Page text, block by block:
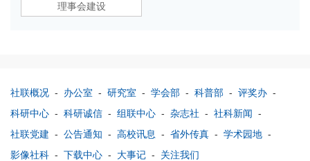
理事会建设
社联概况 - 办公室 - 研究室 - 学会部 - 科普部 - 评奖办 -
科研中心 - 科研诚信 - 组联中心 - 杂志社 - 社科新闻 -
社联党建 - 公告通知 - 高校讯息 - 省外传真 - 学术园地 -
影像社科 - 下载中心 - 大事记 - 关注我们